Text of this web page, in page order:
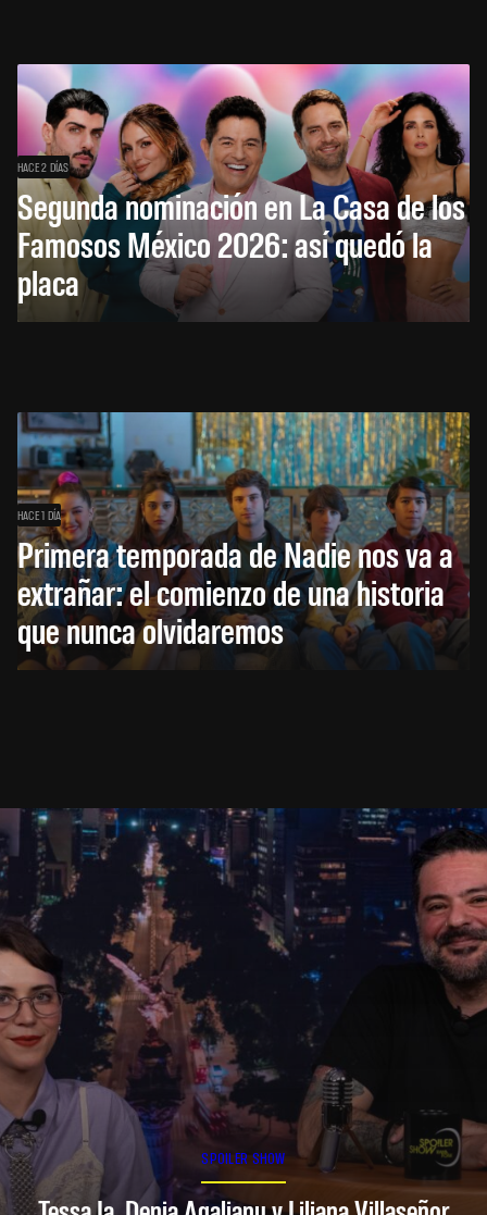
HACE 2 DÍAS
Segunda nominación en La Casa de los
Famosos México 2026: así quedó la
placa
HACE 1 DÍA
Primera temporada de Nadie nos va a
extrañar: el comienzo de una historia
que nunca olvidaremos
SPOILER SHOW